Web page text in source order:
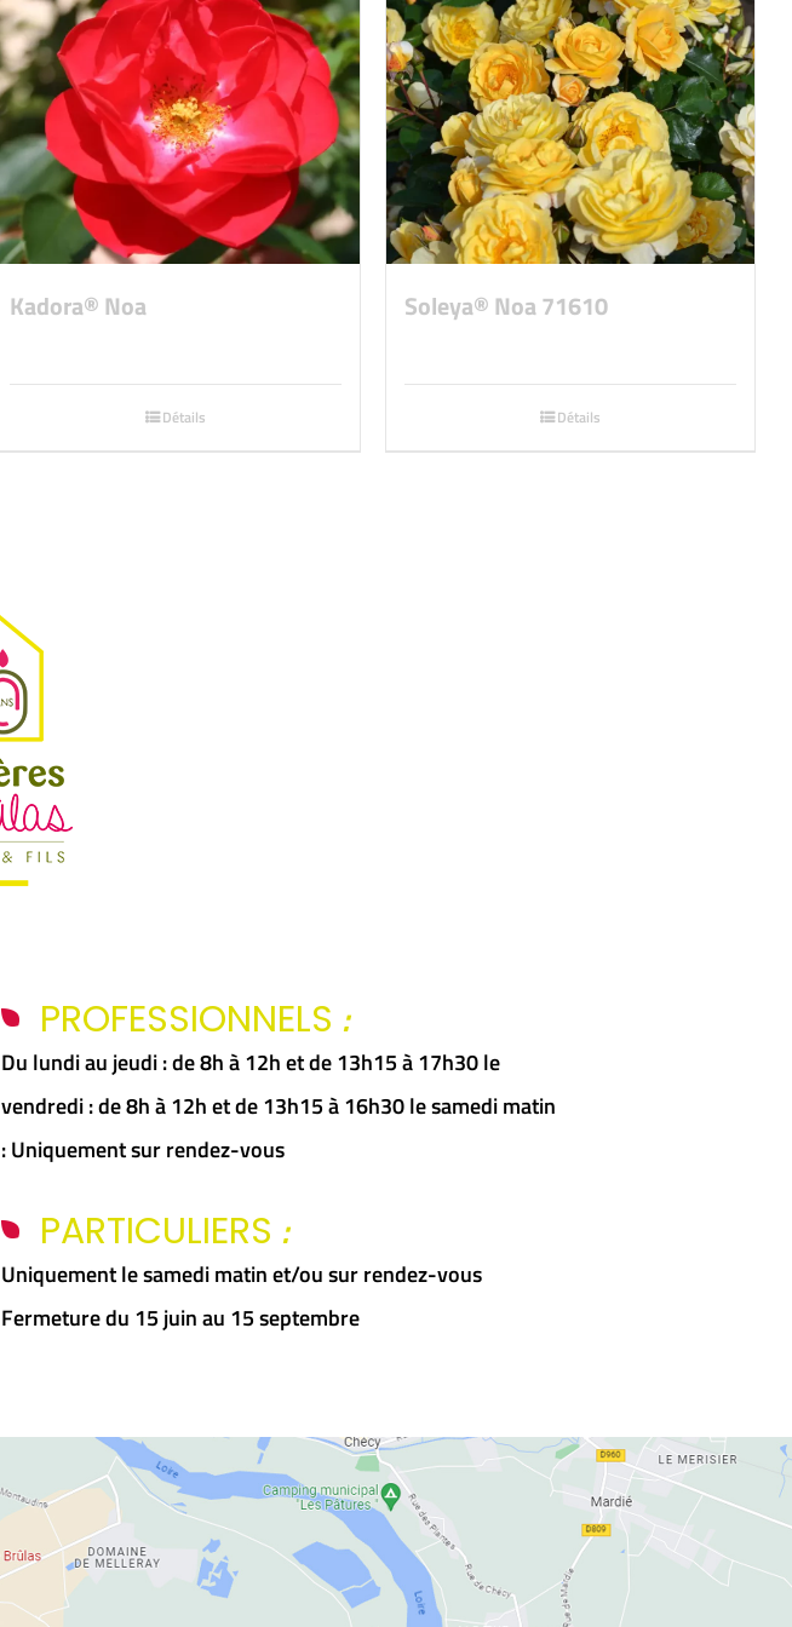
Kadora® Noa
Détails
Soleya® Noa 71610
Détails
PROFESSIONNELS:
Du lundi au jeudi : de 8h à 12h et de 13h15 à 17h30 le
vendredi : de 8h à 12h et de 13h15 à 16h30 le samedi matin
: Uniquement sur rendez-vous
PARTICULIERS:
Uniquement le samedi matin et/ou sur rendez-vous
Fermeture du 15 juin au 15 septembre